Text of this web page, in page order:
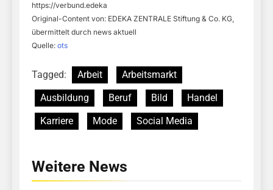
https://verbund.edeka
Original-Content von: EDEKA ZENTRALE Stiftung & Co. KG,
übermittelt durch news aktuell
Quelle: ots
Tagged: Arbeit
Arbeitsmarkt
Ausbildung
Beruf Bild
Handel
Karriere
Mode Social Media
Weitere News